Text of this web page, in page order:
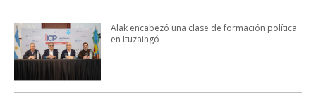
Alak encabezó una clase de formación política
en Ituzaingó